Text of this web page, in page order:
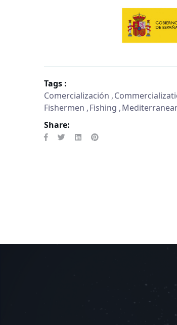
Tags :
Comercialización
Fishermen Fishing
Share: